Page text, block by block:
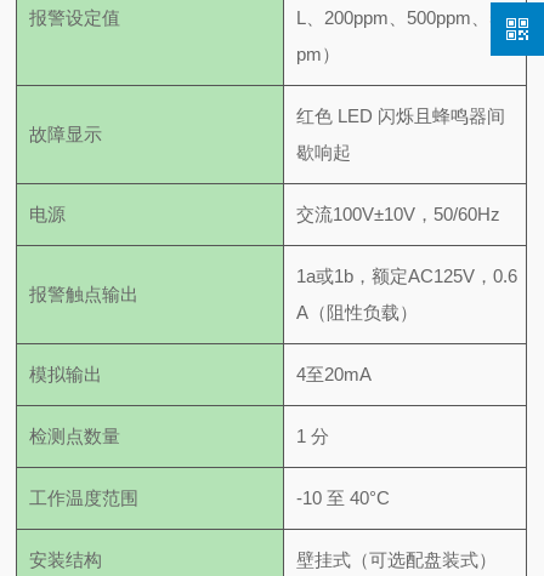
报警设定值
L、200ppm、500ppm、50p
pm）
故障显示
红色 LED 闪烁且蜂鸣器间
歇响起
电源 交流100V±10V，50/60Hz
报警触点输出
1a或1b，额定AC125V，0.6
A（阻性负载）
模拟输出 4至20mA
检测点数量 1 分
工作温度范围 -10 至 40°C
安装结构 壁挂式（可选配盘装式）